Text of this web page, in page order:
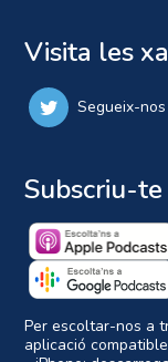
Visita les
Segueix-
Subscriu-
Per escoltar-nos a
aplicació